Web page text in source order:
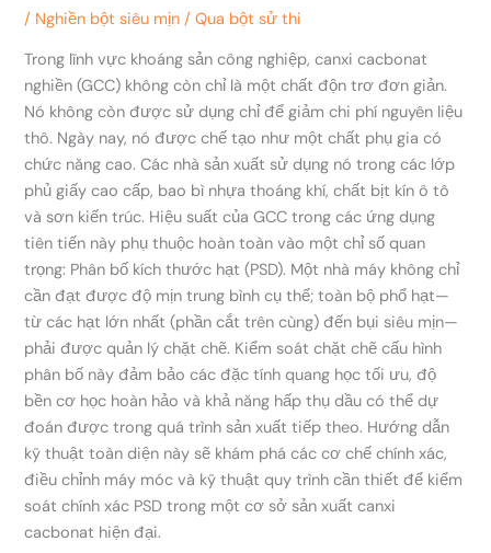
/ Nghiền bột siêu mịn / Qua bột sử thi
Trong lĩnh vực khoáng sản công nghiệp, canxi cacbonat
nghiền (GCC) không còn chỉ là một chất độn trơ đơn giản.
Nó không còn được sử dụng chỉ để giảm chi phí nguyên liệu
thô. Ngày nay, nó được chế tạo như một chất phụ gia có
chức năng cao. Các nhà sản xuất sử dụng nó trong các lớp
phủ giấy cao cấp, bao bì nhựa thoáng khí, chất bịt kín ô tô
và sơn kiến trúc. Hiệu suất của GCC trong các ứng dụng
tiên tiến này phụ thuộc hoàn toàn vào một chỉ số quan
trọng: Phân bố kích thước hạt (PSD). Một nhà máy không chỉ
cần đạt được độ mịn trung bình cụ thể; toàn bộ phổ hạt—
từ các hạt lớn nhất (phần cắt trên cùng) đến bụi siêu mịn—
phải được quản lý chặt chẽ. Kiểm soát chặt chẽ cấu hình
phân bố này đảm bảo các đặc tính quang học tối ưu, độ
bền cơ học hoàn hảo và khả năng hấp thụ dầu có thể dự
đoán được trong quá trình sản xuất tiếp theo. Hướng dẫn
kỹ thuật toàn diện này sẽ khám phá các cơ chế chính xác,
điều chỉnh máy móc và kỹ thuật quy trình cần thiết để kiểm
soát chính xác PSD trong một cơ sở sản xuất canxi
cacbonat hiện đại.